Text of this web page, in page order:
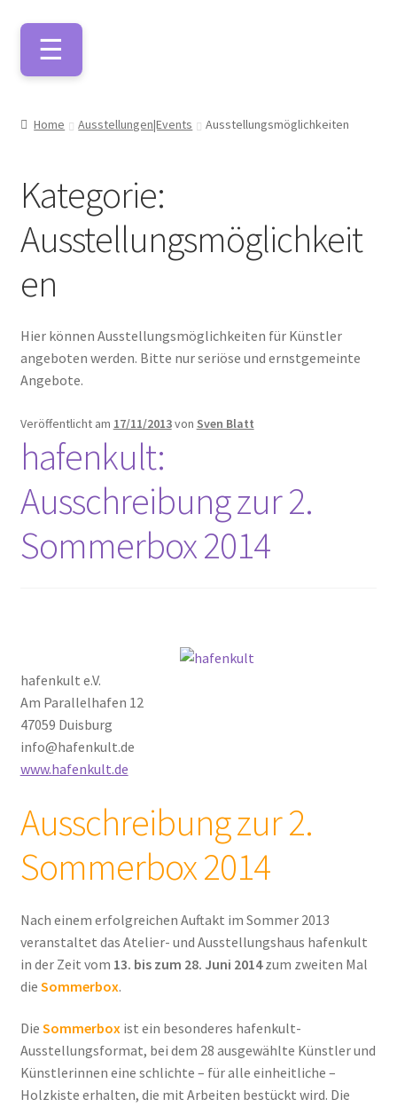
Zur
Navigation
springen
Zum
Inhalt
springen
Pinsel
Leinwände
Zeichnen/Kolorieren
Linoldruck
Zubehör
Geschenke
%Angebote%
Home Ausstellungen|Events Ausstellungsmöglichkeiten
Kategorie:
Ausstellungsmöglichkeit
en
Hier können Ausstellungsmöglichkeiten für Künstler
angeboten werden. Bitte nur seriöse und ernstgemeinte
Angebote.
Veröffentlicht am 17/11/2013von Sven Blatt
hafenkult:
Ausschreibung zur 2.
Sommerbox 2014
hafenkult e.V.
Am Parallelhafen 12
47059 Duisburg
info@hafenkult.de
www.hafenkult.de
Ausschreibung zur 2.
Sommerbox 2014
Nach einem erfolgreichen Auftakt im Sommer 2013
veranstaltet das Atelier- und Ausstellungshaus hafenkult
in der Zeit vom 13. bis zum 28. Juni 2014zum zweiten Mal
die Sommerbox.
Die Sommerboxist ein besonderes hafenkult-
Ausstellungsformat, bei dem 28 ausgewählte Künstler und
Künstlerinnen eine schlichte – für alle einheitliche –
Holzkiste erhalten, die mit Arbeiten bestückt wird. Die